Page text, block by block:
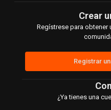
Crear
Regístrese para obtener
Registrar
¿Ya tienes una